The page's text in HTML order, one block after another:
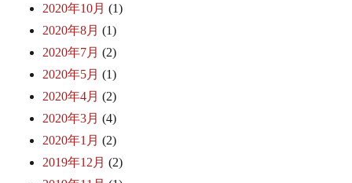
2020年10月 (1)
2020年8月 (1)
2020年7月 (2)
2020年5月 (1)
2020年4月 (2)
2020年3月 (4)
2020年1月 (2)
2019年12月 (2)